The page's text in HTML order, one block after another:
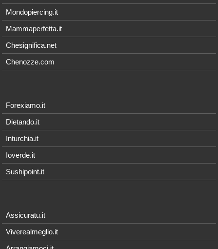
Mondopiercing.it
Mammaperfetta.it
Chesignifica.net
Chenozze.com
Forexiamo.it
Dietando.it
Inturchia.it
Ioverde.it
Sushipoint.it
Assicuratu.it
Viverealmeglio.it